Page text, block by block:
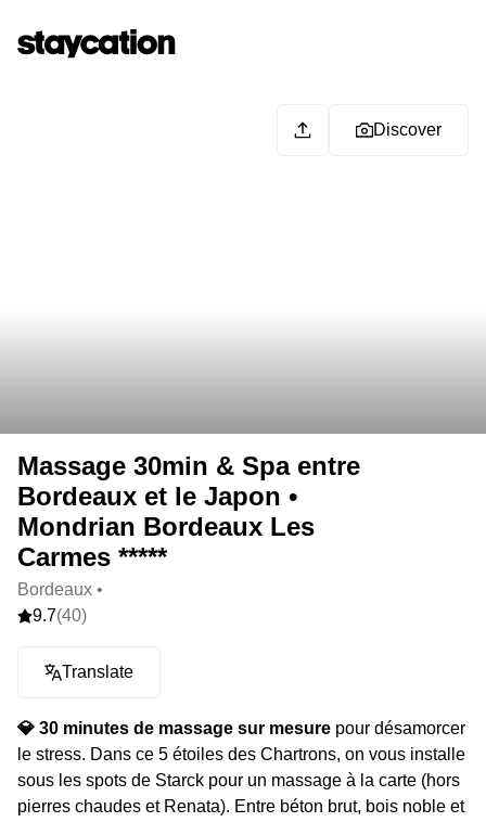
Discover
Massage 30min & Spa entre
Bordeaux et le Japon •
Mondrian Bordeaux Les
Carmes *****
Bordeaux •
9.7(40)
Translate
💎 30 minutes de massage sur mesure pour désamorcer
le stress. Dans ce 5 étoiles des Chartrons, on vous installe
sous les spots de Starck pour un massage à la carte (hors
pierres chaudes et Renata). Entre béton brut, bois noble et